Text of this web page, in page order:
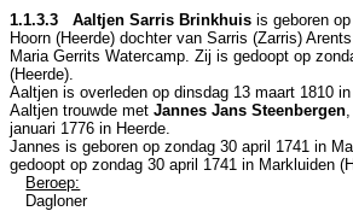
1.1.3.3 Aaltjen Sarris Brinkhuis is geboren
Hoorn (Heerde) dochter van Sarris (Zarris)
Maria Gerrits Watercamp. Zij is gedoopt op
(Heerde)
Aaltjen is overleden op dinsdag 13 maart 1810 in
Aaltjen trouwde met Jannes Jans Steenbergen
januari 1776 in Heerde
Jannes is geboren op zondag 30 april 1741 in
gedoopt op zondag 30 april 1741 in Markluiden
Beroep:
Dagloner